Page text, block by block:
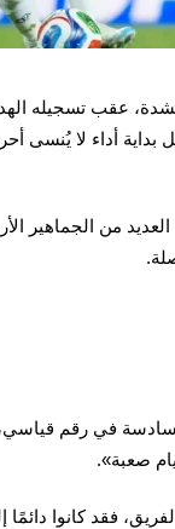
عقب تسجيله
أداء لا يُنسى
من الجماهير
في رقم قياسي،
صعبة».
فقد كانوا